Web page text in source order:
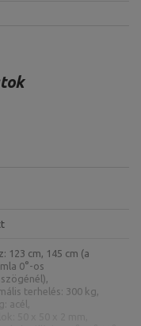
123 cm, 145 cm (a
0°-os
terhelés: 300 kg,
acél,